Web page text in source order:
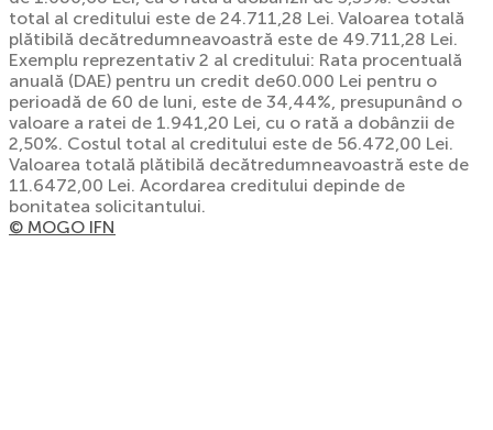
total al creditului este de 24.711,28 Lei. Valoarea totală
plătibilă decătredumneavoastră este de 49.711,28 Lei.
Exemplu reprezentativ 2 al creditului: Rata procentuală
anuală (DAE) pentru un credit de60.000 Lei pentru o
perioadă de 60 de luni, este de 34,44%, presupunând o
valoare a ratei de 1.941,20 Lei, cu o rată a dobânzii de
2,50%. Costul total al creditului este de 56.472,00 Lei.
Valoarea totală plătibilă decătredumneavoastră este de
11.6472,00 Lei. Acordarea creditului depinde de
bonitatea solicitantului.
© MOGO IFN